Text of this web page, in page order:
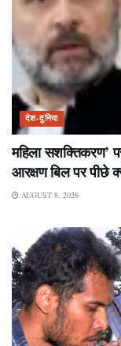
देश-दुनिया
महिला सशक्तिकरण’
आरक्षण बिल पर पीछे
AUGUST 8, 2026